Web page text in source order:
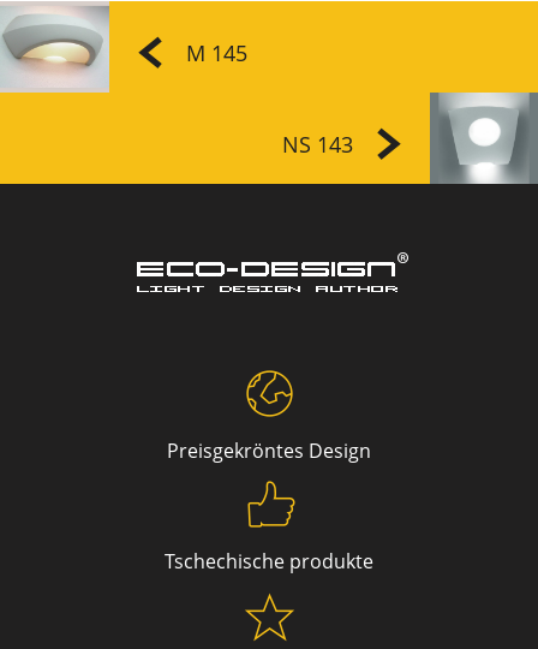
M 145
NS 143
Preisgekröntes Design
Tschechische produkte